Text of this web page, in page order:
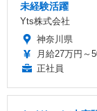
未経験活躍
Yts株式会社
神奈川県
月給27万円～
正社員